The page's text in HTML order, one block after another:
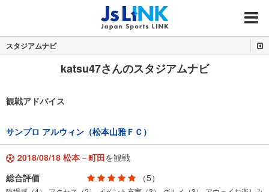
MENU
スタジアムナビ
katsu47さんのスタジアムナビ
観戦アドバイス
サンプロ アルウィン（松本山雅ＦＣ）
2018/08/18 松本－町田を観戦
総合評価
（5）